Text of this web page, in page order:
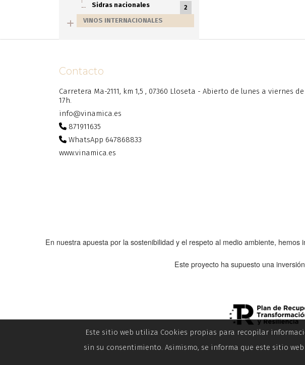
Sidras nacionales 2
VINOS INTERNACIONALES
Contacto
Carretera Ma-2111, km 1,5 , 07360 Lloseta - Abierto de lunes a viernes
17h.
info@vinamica.es
871911635
WhatsApp 647868833
www.vinamica.es
En nuestra apuesta por la sostenibilidad y el respeto al medio ambiente, hemos
Este proyecto ha supuesto una
Este sitio web utiliza Cookies propias para recopilar
sin su consentimiento. Asimismo, se informa que este sitio